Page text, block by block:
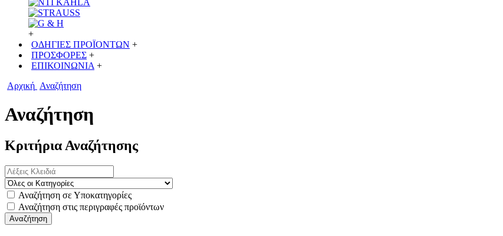
+
ΟΔΗΓΙΕΣ ΠΡΟΪΟΝΤΩΝ +
ΠΡΟΣΦΟΡΕΣ +
ΕΠΙΚΟΙΝΩΝΙΑ +
Αρχική Αναζήτηση
Αναζήτηση
Κριτήρια Αναζήτησης
Αναζήτηση σε Υποκατηγορίες
Αναζήτηση στις περιγραφές προϊόντων